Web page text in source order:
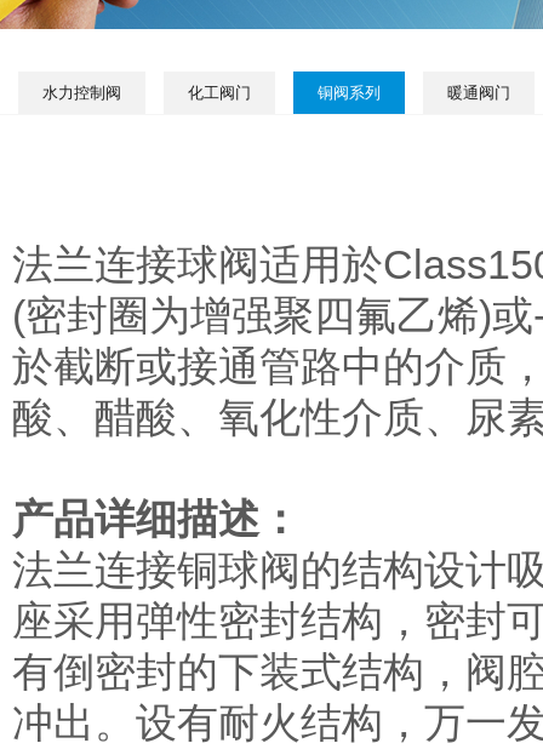
水力控制阀 化工阀门 铜阀系列 暖通阀门
法兰连接球阀适用於
(密封圈为增强聚四氟乙烯)
於截断或接通管路中的介质
酸、醋酸、氧化性介质、尿
产品详细描述：
法兰连接铜球阀的结构设计
座采用弹性密封结构，密封
有倒密封的下装式结构，阀
冲出。设有耐火结构，万一